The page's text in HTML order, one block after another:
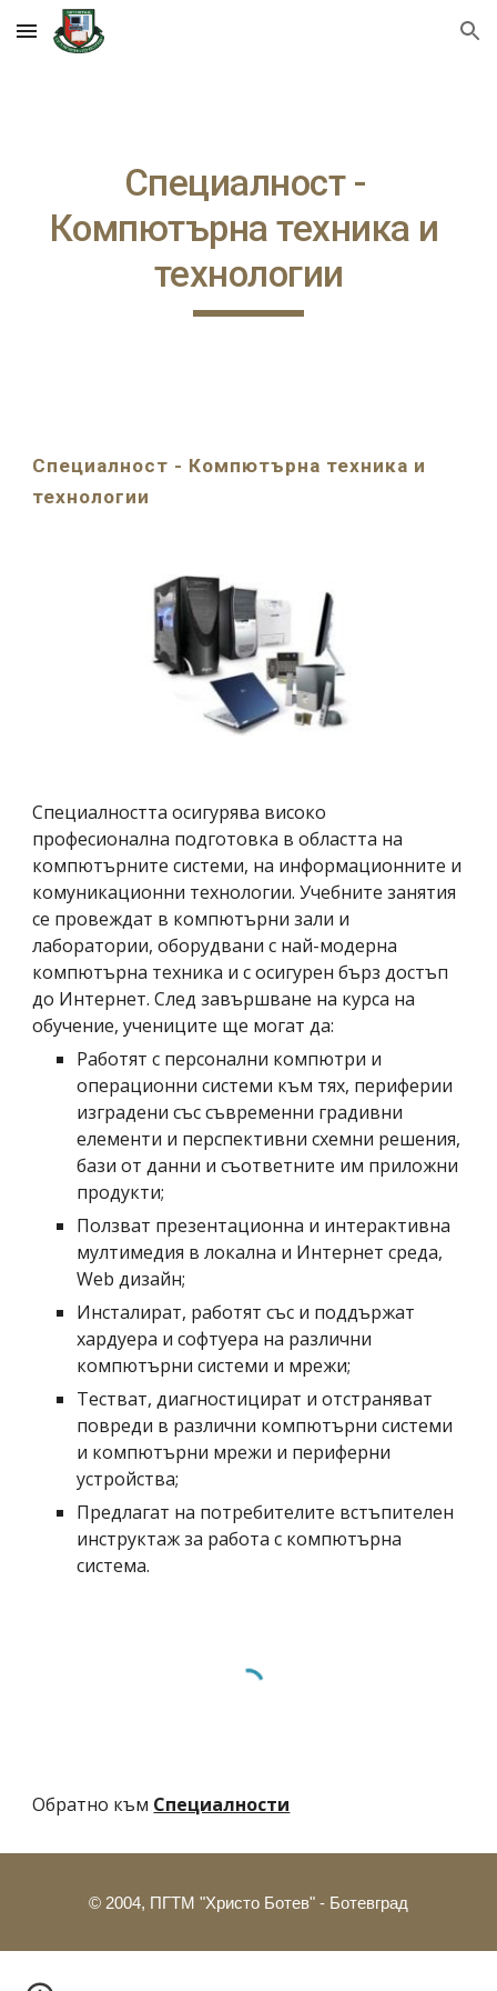
Skip to main content Skip to navigation
Специалност -
Компютърна техника и
технологии
Специалност - Компютърна техника и
технологии
Специалността осигурява високо
професионална подготовка в областта на
компютърните системи, на информационните и
комуникационни технологии. Учебните занятия
се провеждат в компютърни зали и
лаборатории, оборудвани с най-модерна
компютърна техника и с осигурен бърз достъп
до Интернет. След завършване на курса на
обучение, учениците ще могат да:
Работят с персонални компютри и
операционни системи към тях, периферии
изградени със съвременни градивни
елементи и перспективни схемни решения,
бази от данни и съответните им приложни
продукти;
Ползват презентационна и интерактивна
мултимедия в локална и Интернет среда,
Web дизайн;
Инсталират, работят със и поддържат
хардуера и софтуера на различни
компютърни системи и мрежи;
Тестват, диагностицират и отстраняват
повреди в различни компютърни системи
и компютърни мрежи и периферни
устройства;
Предлагат на потребителите встъпителен
инструктаж за работа с компютърна
система.
Обратно към Специалности
© 2004, ПГТМ "Христо Ботев" - Ботевград